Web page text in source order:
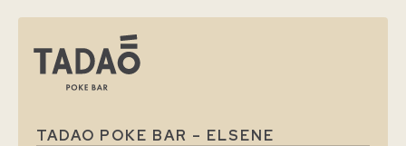
TADAO POKE BAR – ELSENE